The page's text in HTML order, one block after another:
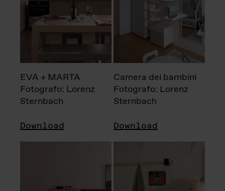
EVA + MARTA
Fotografo: Lorenz
Sternbach
Download
Camera dei bambini
Fotografo: Lorenz
Sternbach
Download